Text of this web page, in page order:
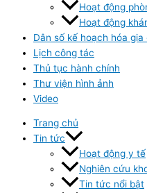
Hoạt động
Hoạt động
Dân số kế hoạch hóa gia
Lịch công tác
Thủ tục hành chính
Thư viện hình ảnh
Video
Trang chủ
Tin tức
Hoạt động y tế
Nghiên cứu
Tin tức nổi bật